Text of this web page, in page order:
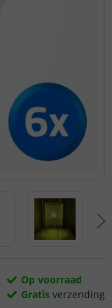
Op voorraad
Gratis verzending